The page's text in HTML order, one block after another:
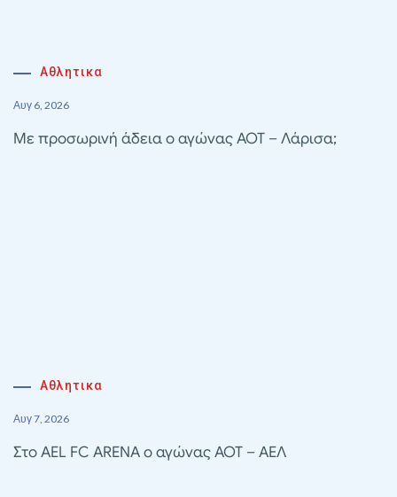
Αθλητικα
Αυγ 6, 2026
Με προσωρινή άδεια ο αγώνας ΑΟΤ – Λάρισα;
Αθλητικα
Αυγ 7, 2026
Στο AEL FC ARENA ο αγώνας ΑΟΤ – ΑΕΛ